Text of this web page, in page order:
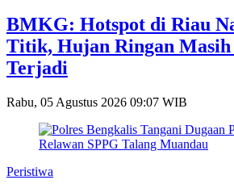
BMKG: Hotspot di Riau
Titik, Hujan Ringan Masih
Terjadi
Rabu, 05 Agustus 2026 09:07 WIB
Peristiwa